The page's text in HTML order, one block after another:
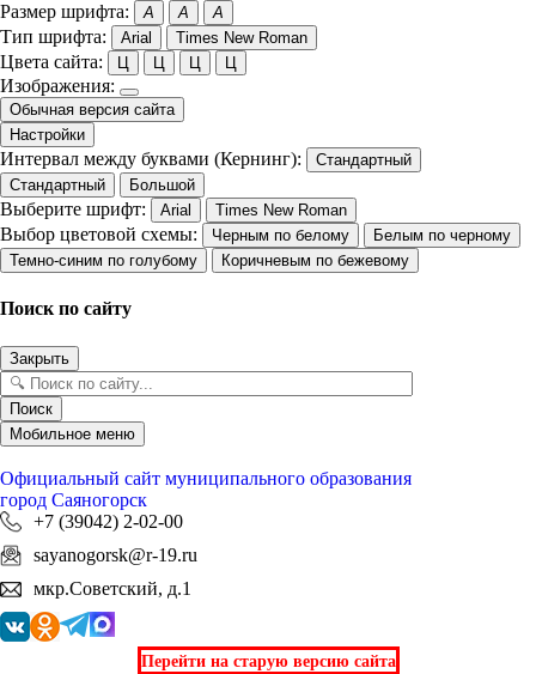
Размер шрифта: A A A
Тип шрифта: Arial Times New Roman
Цвета сайта: Ц Ц Ц Ц
Изображения:
Обычная версия сайта
Настройки
Интервал между буквами (Кернинг):
Стандартный
Стандартный
Большой
Выберите шрифт: Arial Times New Roman
Выбор цветовой схемы: Черным по белому
Белым по черному
Темно-синим по голубому
Коричневым по бежевому
Поиск по сайту
Закрыть
Поиск
Мобильное меню
Официальный сайт муниципального образования
город Саяногорск
+7 (39042) 2-02-00
sayanogorsk@r-19.ru
мкр.Советский, д.1
Перейти на старую версию сайта